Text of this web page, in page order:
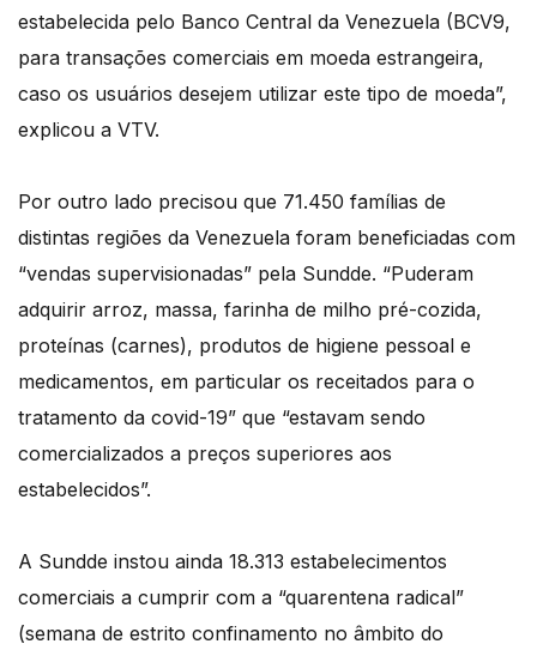
estabelecida pelo Banco Central da Venezuela (BCV9,
para transações comerciais em moeda estrangeira,
caso os usuários desejem utilizar este tipo de moeda”,
explicou a VTV.
Por outro lado precisou que 71.450 famílias de
distintas regiões da Venezuela foram beneficiadas com
“vendas supervisionadas” pela Sundde. “Puderam
adquirir arroz, massa, farinha de milho pré-cozida,
proteínas (carnes), produtos de higiene pessoal e
medicamentos, em particular os receitados para o
tratamento da covid-19” que “estavam sendo
comercializados a preços superiores aos
estabelecidos”.
A Sundde instou ainda 18.313 estabelecimentos
comerciais a cumprir com a “quarentena radical”
(semana de estrito confinamento no âmbito do